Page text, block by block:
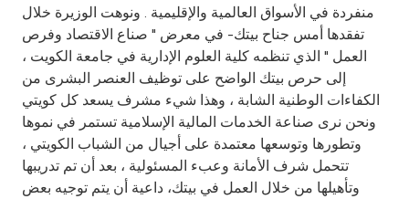
Branch & ATM locator
Germany
Malaysia
Turkey
منفردة في الأسواق العالمية والإقليمية . ونوهت الوزيرة خلال
تفقدها أمس جناح بيتك- في معرض " صناع الاقتصاد وفرص
العمل " الذي تنظمه كلية العلوم الإدارية في جامعة الكويت ،
إلى حرص بيتك الواضح على توظيف العنصر البشرى من
الكفاءات الوطنية الشابة ، وهذا شيء مشرف يسعد كل كويتي
ونحن نرى صناعة الخدمات المالية الإسلامية تستمر في نموها
وتطورها وتوسعها معتمدة على أجيال من الشباب الكويتي ،
تتحمل شرف الأمانة وعبء المسئولية ، بعد أن تم تدريبها
وتأهيلها من خلال العمل في بيتك، داعية أن يتم توجيه بعض